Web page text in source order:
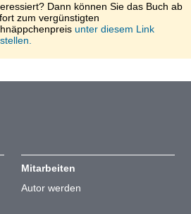
Dann können Sie das Buch ab
zum vergünstigten
unter diesem Link
Mitarbeiten
Autor werden